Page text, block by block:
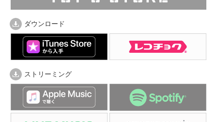
ダウンロード
ストリーミング